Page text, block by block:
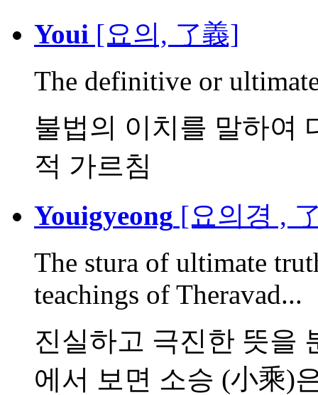
Youi [요의, 了義]
The definitive or
불법의 이치를 말하여
적 가르침
Youigyeong [요의경 ,
The stura of ultimate
teachings of Theravad...
진실하고 극진한 뜻을
에서 보면 소승 (小乘)